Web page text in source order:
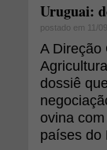
Uruguai:
postado em 11/
A Direção
dossiê
ovina
países do